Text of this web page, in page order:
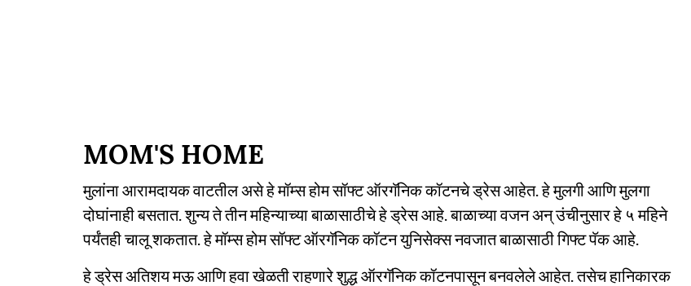
MOM'S HOME
मुलांना आरामदायक वाटतील असे हे मॉम्स होम सॉफ्ट ऑरगॅनिक कॉटनचे ड्रेस आहेत. हे मुलगी आणि मुलगा
दोघांनाही बसतात. शुन्य ते तीन महिन्याच्या बाळासाठीचे हे ड्रेस आहे. बाळाच्या वजन अन् उंचीनुसार हे ५ महिने
पर्यंतही चालू शकतात. हे मॉम्स होम सॉफ्ट ऑरगॅनिक कॉटन युनिसेक्स नवजात बाळासाठी गिफ्ट पॅक आहे.
हे ड्रेस अतिशय मऊ आणि हवा खेळती राहणारे शुद्ध ऑरगॅनिक कॉटनपासून बनवलेले आहेत. तसेच हानिकारक